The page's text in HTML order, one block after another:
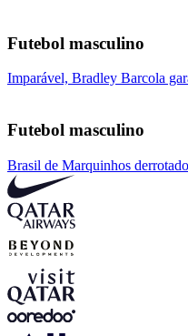
Futebol masculino
Imparável, Bradley Barcola
Futebol masculino
Brasil de Marquinhos